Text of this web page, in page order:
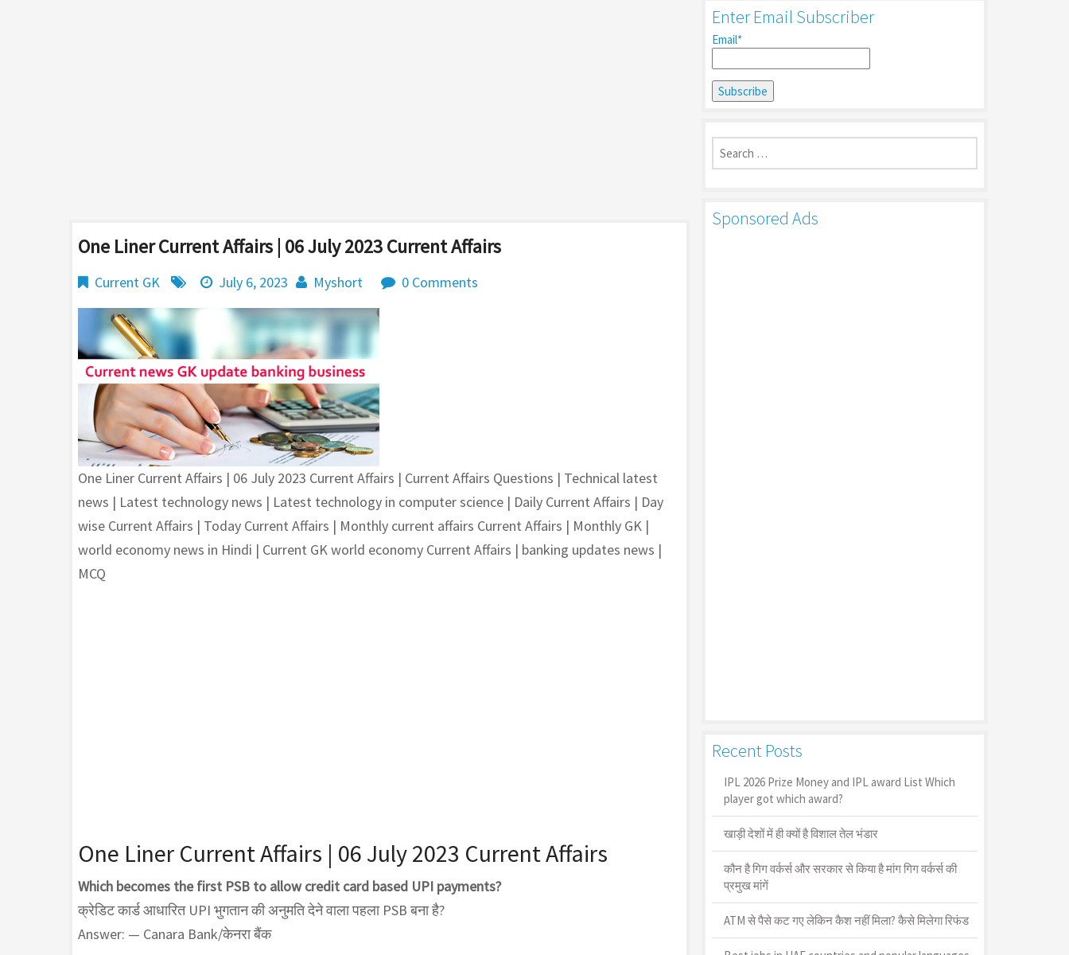
One Liner Current Affairs | 06 July 2023 Current Affairs
Current GK July 6, 2023 Myshort 0 Comments
One Liner Current Affairs | 06 July 2023 Current Affairs | Current Affairs Questions | Technical latest
news | Latest technology news | Latest technology in computer science | Daily Current Affairs | Day
wise Current Affairs | Today Current Affairs | Monthly current affairs Current Affairs | Monthly GK |
world economy news in Hindi | Current GK world economy Current Affairs | banking updates news |
MCQ
One Liner Current Affairs | 06 July 2023 Current Affairs
Which becomes the first PSB to allow credit card based UPI payments?
क्रेडिट कार्ड आधारित UPI भुगतान की अनुमति देने वाला पहला PSB बना है?
Answer: — Canara Bank/केनरा बैंक
Enter Email Subscriber
Email*
Search
for:
Sponsored Ads
Recent Posts
IPL 2026 Prize Money and IPL award List Which
player got which award?
खाड़ी देशों में ही क्यों है व‍िशाल तेल भंडार
कौन है गिग वर्कर्स और सरकार से किया है मांग गिग वर्कर्स की
प्रमुख मांगें
ATM से पैसे कट गए लेकिन कैश नहीं मिला? कैसे मिलेगा रिफंड